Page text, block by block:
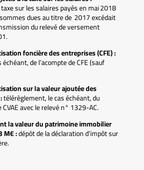
sur les salaires payés en mai 2018
dues au titre de 2017 excédait
du relevé de versement
foncière des entreprises (CFE) :
de l’acompte de CFE (sauf
sur la valeur ajoutée des
télérèglement, le cas échéant, du
avec le relevé n° 1329-AC.
la valeur du patrimoine immobilier
M€ :dépôt de la déclaration d’impôt sur